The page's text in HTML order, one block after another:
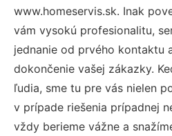
www.homeservis.sk. Inak
vám vysokú profesionalitu,
jednanie od prvého kontaktu
dokončenie vašej zákazky.
ľudia, sme tu pre vás nielen
v prípade riešenia prípadnej
vždy berieme vážne a